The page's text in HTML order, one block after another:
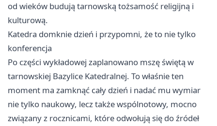
od wieków budują tarnowską tożsamość religijną i
kulturową.
Katedra domknie dzień i przypomni, że to nie tylko
konferencja
Po części wykładowej zaplanowano mszę świętą w
tarnowskiej Bazylice Katedralnej. To właśnie ten
moment ma zamknąć cały dzień i nadać mu wymiar
nie tylko naukowy, lecz także wspólnotowy, mocno
związany z rocznicami, które odwołują się do źródeł